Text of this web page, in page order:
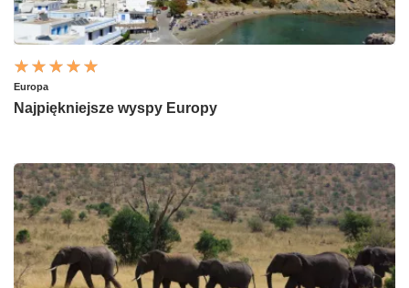
Europa
Najpiękniejsze wyspy Europy